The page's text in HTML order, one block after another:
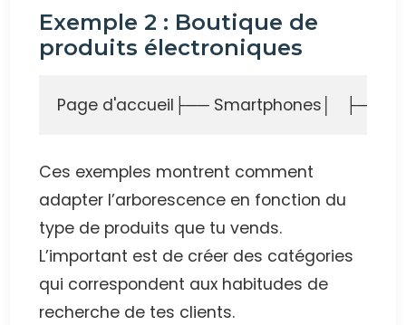
Exemple 2 : Boutique de
produits électroniques
Page d'accueil├── Smartphones│   ├──
Ces exemples montrent comment
adapter l’arborescence en fonction du
type de produits que tu vends.
L’important est de créer des catégories
qui correspondent aux habitudes de
recherche de tes clients.